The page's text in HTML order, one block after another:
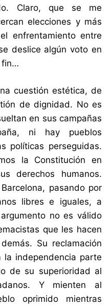
Claro, que se me
elecciones y más
enfrentamiento entre
deslice algún voto en
fin…
cuestión estética, de
de dignidad. No es
en sus campañas
ni hay pueblos
políticas perseguidas.
la Constitución en
derechos humanos.
pasando por
libres e iguales, a
no es válido
que les hacen
Su reclamación
independencia parte
de su superioridad al
Y mienten al
oprimido mientras